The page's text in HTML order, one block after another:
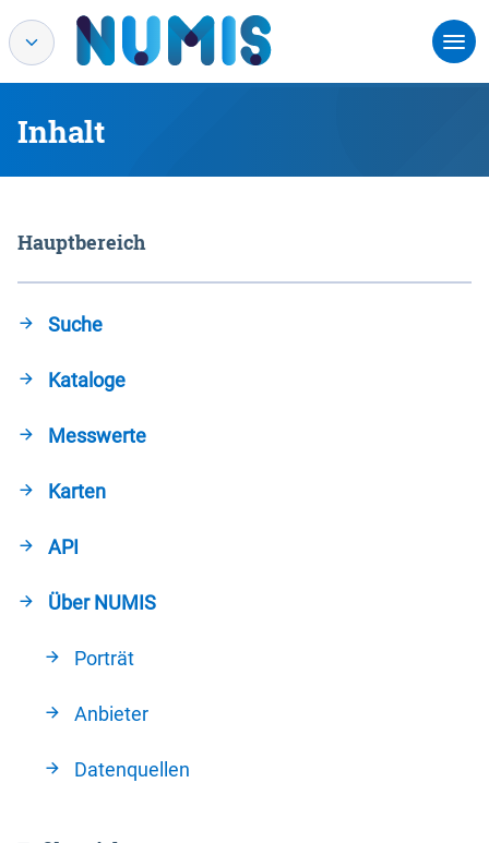
Inhalt
Hauptbereich
Suche
Kataloge
Messwerte
Karten
API
Über NUMIS
Porträt
Anbieter
Datenquellen